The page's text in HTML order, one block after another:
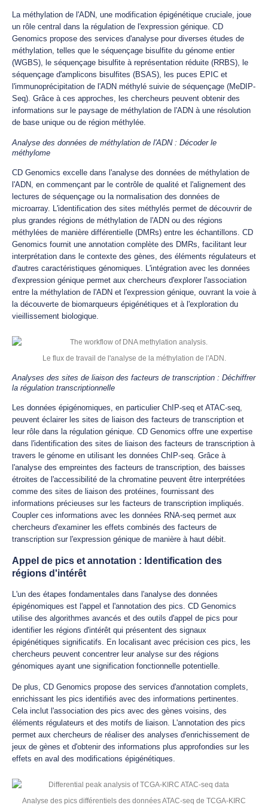
La méthylation de l'ADN, une modification épigénétique cruciale, joue
un rôle central dans la régulation de l'expression génique. CD
Genomics propose des services d'analyse pour diverses études de
méthylation, telles que le séquençage bisulfite du génome entier
(WGBS), le séquençage bisulfite à représentation réduite (RRBS), le
séquençage d'amplicons bisulfites (BSAS), les puces EPIC et
l'immunoprécipitation de l'ADN méthylé suivie de séquençage (MeDIP-
Seq). Grâce à ces approches, les chercheurs peuvent obtenir des
informations sur le paysage de méthylation de l'ADN à une résolution
de base unique ou de région méthylée.
Analyse des données de méthylation de l'ADN : Décoder le
méthylome
CD Genomics excelle dans l'analyse des données de méthylation de
l'ADN, en commençant par le contrôle de qualité et l'alignement des
lectures de séquençage ou la normalisation des données de
microarray. L'identification des sites méthylés permet de découvrir de
plus grandes régions de méthylation de l'ADN ou des régions
méthylées de manière différentielle (DMRs) entre les échantillons. CD
Genomics fournit une annotation complète des DMRs, facilitant leur
interprétation dans le contexte des gènes, des éléments régulateurs et
d'autres caractéristiques génomiques. L'intégration avec les données
d'expression génique permet aux chercheurs d'explorer l'association
entre la méthylation de l'ADN et l'expression génique, ouvrant la voie à
la découverte de biomarqueurs épigénétiques et à l'exploration du
vieillissement biologique.
Le flux de travail de l'analyse de la méthylation de l'ADN.
Analyses des sites de liaison des facteurs de transcription : Déchiffrer
la régulation transcriptionnelle
Les données épigénomiques, en particulier ChIP-seq et ATAC-seq,
peuvent éclairer les sites de liaison des facteurs de transcription et
leur rôle dans la régulation génique. CD Genomics offre une expertise
dans l'identification des sites de liaison des facteurs de transcription à
travers le génome en utilisant les données ChIP-seq. Grâce à
l'analyse des empreintes des facteurs de transcription, des baisses
étroites de l'accessibilité de la chromatine peuvent être interprétées
comme des sites de liaison des protéines, fournissant des
informations précieuses sur les facteurs de transcription impliqués.
Coupler ces informations avec les données RNA-seq permet aux
chercheurs d'examiner les effets combinés des facteurs de
transcription sur l'expression génique de manière à haut débit.
Appel de pics et annotation : Identification des
régions d'intérêt
L'un des étapes fondamentales dans l'analyse des données
épigénomiques est l'appel et l'annotation des pics. CD Genomics
utilise des algorithmes avancés et des outils d'appel de pics pour
identifier les régions d'intérêt qui présentent des signaux
épigénétiques significatifs. En localisant avec précision ces pics, les
chercheurs peuvent concentrer leur analyse sur des régions
génomiques ayant une signification fonctionnelle potentielle.
De plus, CD Genomics propose des services d'annotation complets,
enrichissant les pics identifiés avec des informations pertinentes.
Cela inclut l'association des pics avec des gènes voisins, des
éléments régulateurs et des motifs de liaison. L'annotation des pics
permet aux chercheurs de réaliser des analyses d'enrichissement de
jeux de gènes et d'obtenir des informations plus approfondies sur les
effets en aval des modifications épigénétiques.
Analyse des pics différentiels des données ATAC-seq de TCGA-KIRC